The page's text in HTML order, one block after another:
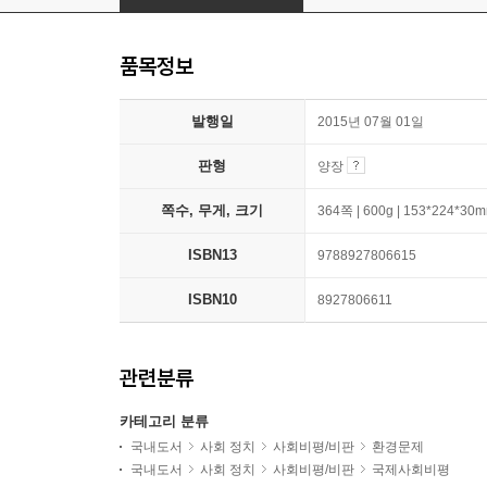
품목정보
발행일 2015년 07월 01일
판형 양장
쪽수, 무게, 크기 364쪽 | 600g |
ISBN13 9788927806615
ISBN10 8927806611
관련분류
카테고리 분류
국내도서 사회 정치 사회비평/비판
환경문제
국내도서
사회 정치 사회비평/비판
국제사회비평